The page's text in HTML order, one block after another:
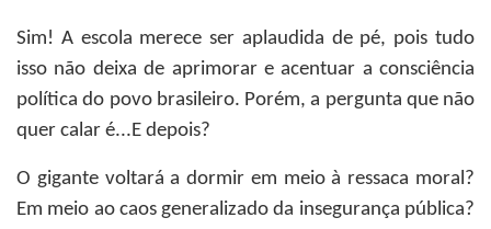
Sim! A escola merece ser aplaudida de pé, pois tudo
isso não deixa de aprimorar e acentuar a consciência
política do povo brasileiro. Porém, a pergunta que não
quer calar é...E depois?
O gigante voltará a dormir em meio à ressaca moral?
Em meio ao caos generalizado da insegurança pública?